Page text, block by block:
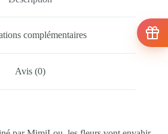
complémentaires
Avis (0)